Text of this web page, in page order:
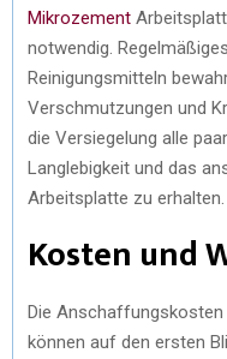
Mikrozement
notwendig.
Reinigungsmitteln
Verschmutzungen und
die Versiegelung alle
Langlebigkeit und das
Arbeitsplatte zu erhalten.
Kosten und
Die
können auf den ersten